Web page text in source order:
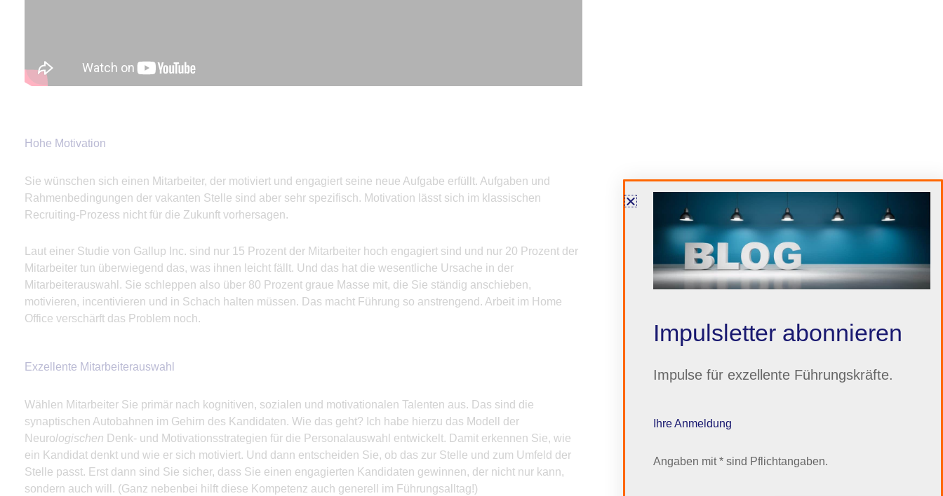
Hohe Motivation
Sie wünschen sich einen Mitarbeiter, der motiviert und engagiert seine neue Aufgabe erfüllt. Aufgaben und
Rahmenbedingungen der vakanten Stelle sind aber sehr spezifisch. Motivation lässt sich im klassischen
Recruiting-Prozess nicht für die Zukunft vorhersagen.
Laut einer Studie von Gallup Inc. sind nur 15 Prozent der Mitarbeiter hoch engagiert sind und nur 20 Prozent der
Mitarbeiter tun überwiegend das, was ihnen leicht fällt. Und das hat die wesentliche Ursache in der
Mitarbeiterauswahl. Sie schleppen also über 80 Prozent graue Masse mit, die Sie ständig anschieben,
motivieren, incentivieren und in Schach halten müssen. Das macht Führung so anstrengend. Arbeit im Home
Office verschärft das Problem noch.
Exzellente Mitarbeiterauswahl
Wählen Mitarbeiter Sie primär nach kognitiven, sozialen und motivationalen Talenten aus. Das sind die
synaptischen Autobahnen im Gehirn des Kandidaten. Wie das geht? Ich habe hierzu das Modell der
Neurologischen Denk- und Motivationsstrategien für die Personalauswahl entwickelt. Damit erkennen Sie, wie
ein Kandidat denkt und wie er sich motiviert. Und dann entscheiden Sie, ob das zur Stelle und zum Umfeld der
Stelle passt. Erst dann sind Sie sicher, dass Sie einen engagierten Kandidaten gewinnen, der nicht nur kann,
sondern auch will. (Ganz nebenbei hilft diese Kompetenz auch generell im Führungsalltag!)
Impulsletter abonnieren
Impulse für exzellente Führungskräfte.
Ihre Anmeldung
Angaben mit * sind Pflichtangaben.